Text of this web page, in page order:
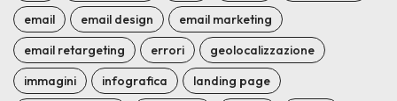
email
email design
email marketing
email retargeting
errori
geolocalizzazione
immagini
infografica
landing page